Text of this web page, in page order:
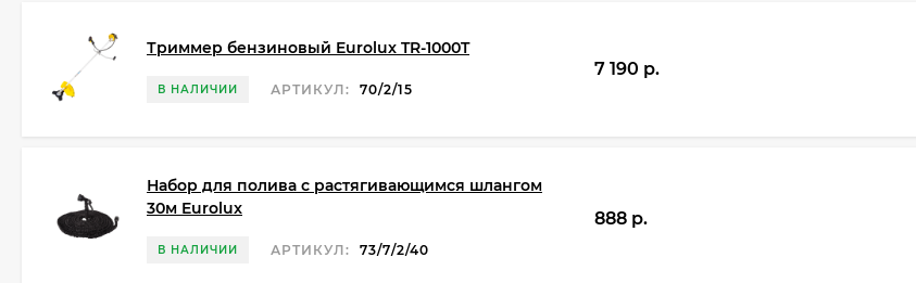
Триммер бензиновый Eurolux TR-1000T
В НАЛИЧИИ АРТИКУЛ: 70/2/15
7 190 p.
Набор для полива с растягивающимся шлангом
30м Eurolux
В НАЛИЧИИ АРТИКУЛ: 73/7/2/40
888 p.